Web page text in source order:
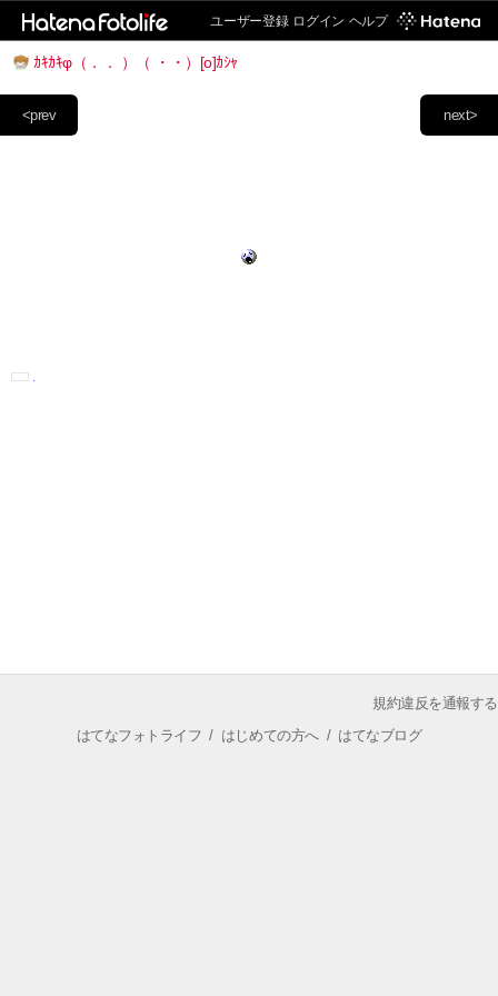
ユーザー登録 ログイン ヘルプ
ｶｷｶｷφ（．． ）（ ・・）[o]ｶｼｬ
next>
<prev
規約違反を通報する
はてなフォトライフ / はじめての方へ/ はてなブログ